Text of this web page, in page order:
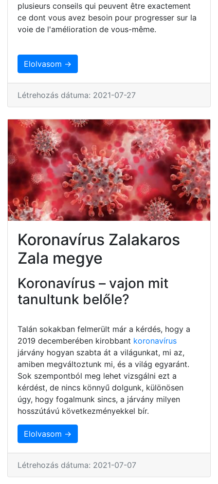
plusieurs conseils qui peuvent être exactement
ce dont vous avez besoin pour progresser sur la
voie de l'amélioration de vous-même.
Elolvasom →
Létrehozás dátuma: 2021-07-27
Koronavírus Zalakaros
Zala megye
Koronavírus – vajon mit
tanultunk belőle?
Talán sokakban felmerült már a kérdés, hogy a
2019 decemberében kirobbant koronavírus
járvány hogyan szabta át a világunkat, mi az,
amiben megváltoztunk mi, és a világ egyaránt.
Sok szempontból meg lehet vizsgálni ezt a
kérdést, de nincs könnyű dolgunk, különösen
úgy, hogy fogalmunk sincs, a járvány milyen
hosszútávú következményekkel bír.
Elolvasom →
Létrehozás dátuma: 2021-07-07